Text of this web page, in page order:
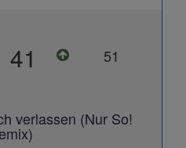
41 51
verlassen (Nur So!